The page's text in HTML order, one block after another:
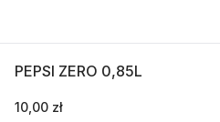
PEPSI ZERO 0,85L
10,00 zł